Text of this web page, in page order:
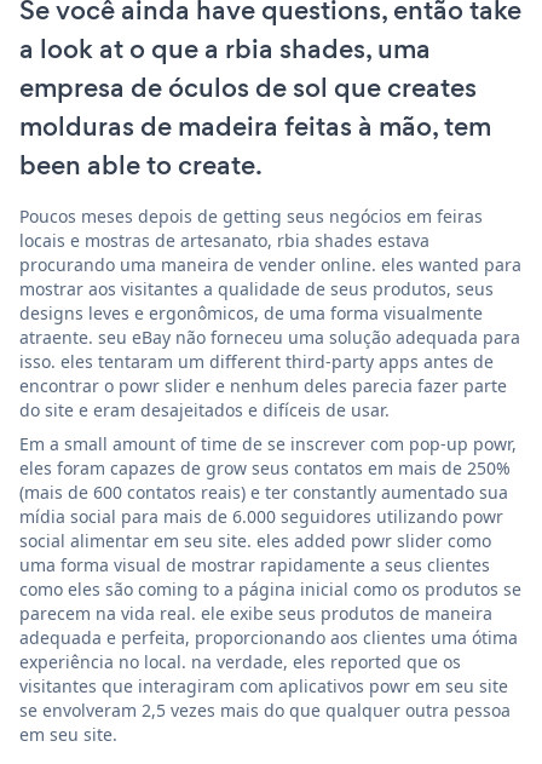
Se você ainda have questions, então take
a look at o que a rbia shades, uma
empresa de óculos de sol que creates
molduras de madeira feitas à mão, tem
been able to create.
Poucos meses depois de getting seus negócios em feiras
locais e mostras de artesanato, rbia shades estava
procurando uma maneira de vender online. eles wanted para
mostrar aos visitantes a qualidade de seus produtos, seus
designs leves e ergonômicos, de uma forma visualmente
atraente. seu eBay não forneceu uma solução adequada para
isso. eles tentaram um different third-party apps antes de
encontrar o powr slider e nenhum deles parecia fazer parte
do site e eram desajeitados e difíceis de usar.
Em a small amount of time de se inscrever com pop-up powr,
eles foram capazes de grow seus contatos em mais de 250%
(mais de 600 contatos reais) e ter constantly aumentado sua
mídia social para mais de 6.000 seguidores utilizando powr
social alimentar em seu site. eles added powr slider como
uma forma visual de mostrar rapidamente a seus clientes
como eles são coming to a página inicial como os produtos se
parecem na vida real. ele exibe seus produtos de maneira
adequada e perfeita, proporcionando aos clientes uma ótima
experiência no local. na verdade, eles reported que os
visitantes que interagiram com aplicativos powr em seu site
se envolveram 2,5 vezes mais do que qualquer outra pessoa
em seu site.